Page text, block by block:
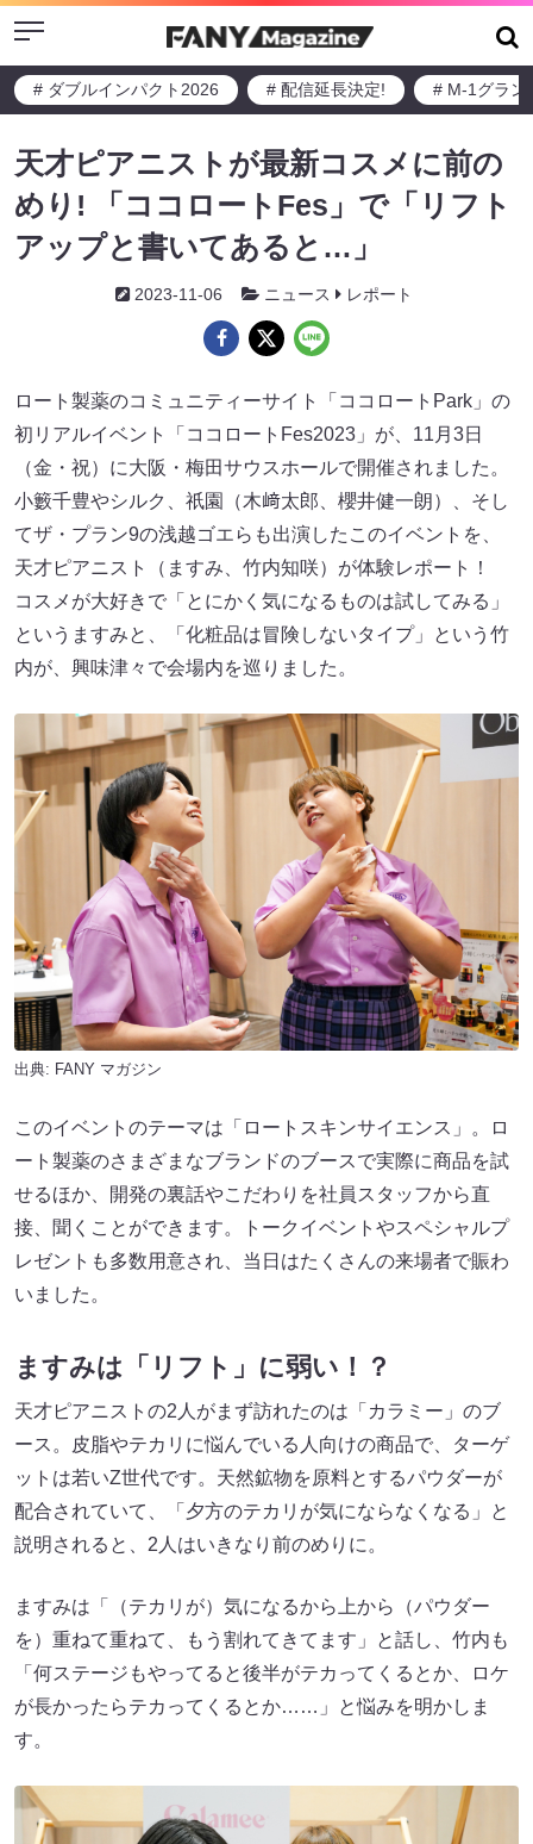
Menu
# ダブルインパクト2026 # 配信延長決定! # M-1グラン
天才ピアニストが最新コスメに前の
めり! 「ココロートFes」で「リフト
アップと書いてあると…」
2023-11-06 ニュース レポート
ロート製薬のコミュニティーサイト「ココロートPark」の
初リアルイベント「ココロートFes2023」が、11月3日
（金・祝）に大阪・梅田サウスホールで開催されました。
小籔千豊やシルク、祇園（木﨑太郎、櫻井健一朗）、そし
てザ・プラン9の浅越ゴエらも出演したこのイベントを、
天才ピアニスト（ますみ、竹内知咲）が体験レポート！
コスメが大好きで「とにかく気になるものは試してみる」
というますみと、「化粧品は冒険しないタイプ」という竹
内が、興味津々で会場内を巡りました。
出典: FANY マガジン
このイベントのテーマは「ロートスキンサイエンス」。ロ
ート製薬のさまざまなブランドのブースで実際に商品を試
せるほか、開発の裏話やこだわりを社員スタッフから直
接、聞くことができます。トークイベントやスペシャルプ
レゼントも多数用意され、当日はたくさんの来場者で賑わ
いました。
ますみは「リフト」に弱い！？
天才ピアニストの2人がまず訪れたのは「カラミー」のブ
ース。皮脂やテカリに悩んでいる人向けの商品で、ターゲ
ットは若いZ世代です。天然鉱物を原料とするパウダーが
配合されていて、「夕方のテカリが気にならなくなる」と
説明されると、2人はいきなり前のめりに。
ますみは「（テカリが）気になるから上から（パウダー
を）重ねて重ねて、もう割れてきてます」と話し、竹内も
「何ステージもやってると後半がテカってくるとか、ロケ
が長かったらテカってくるとか……」と悩みを明かしま
す。